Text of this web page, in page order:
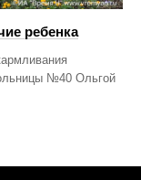
ребенка
№40 Ольгой